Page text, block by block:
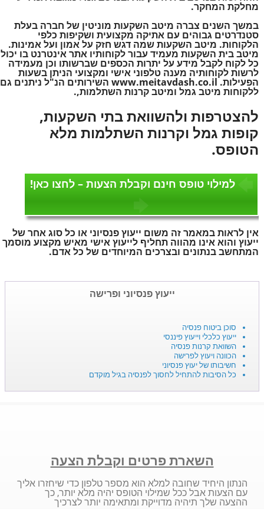
מחלקת המחקר.
במשך השנים צברה מיטב השקעות מוניטין של חברה בעלת
סטנדרטים גבוהים עם אתיקה מקצועית ושקיפות כלפי
הלקוחות. מיטב השקעות שמה דגש חזק על אמון ועל אמינות.
מיטב בית השקעות מעמיד עבור לקוחותיו אתר אינטרנט בו יכול
כל לקוח לקבל מידע על יתרות הכספים שברשותו וכן מעמידה
לרשות לקוחותיה מענה טלפוני אישי ומקצועי הניתן בשעות
הפעילות. www.meitavdash.co.il השירותים הנ"ל ניתנים גם
ללקוחות מיטב גמל ומיטב קרנות השתלמות,.
להצטרפות ולהשוואת בתי השקעות,
קופות גמל וקרנות השתלמות מלא
הטופס.
למילוי טופס חינם וקבלת הצעות – לחצו כאן!
אין לראות במאמר זה משום ייעוץ פנסיוני או כל סוג אחר של
ייעוץ והוא אינו מהווה תחליף לייעוץ אישי מאיש מקצוע מוסמך
המתחשב בנתונים ובצרכים המיוחדים של כל אדם.
ייעוץ פנסיוני ופרישה
סוכן ביטוח פנסיה
ייעוץ כלכלי וייעוץ פיננסי
השוואת קרנות פנסיה
הכוונה ויעוץ לפרישה
חשיבותו של יעוץ פנסיוני
כל הסיבות להתחיל לחסוך לפנסיה בגיל מוקדם
השארת פרטים וקבלת הצעה
הנתון היחיד שחובה למלא הוא מספר טלפון כדי שיחזרו אליך
עם הצעות אבל ככל שמילוי הטופס יהיה מלא יותר, כך
ההצעה שלך תיהיה מדוייקת ומתאימה יותר לצרכיך